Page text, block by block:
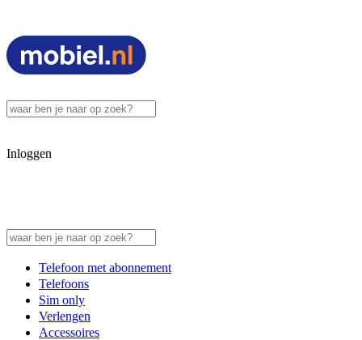
Inloggen
Telefoon met abonnement
Telefoons
Sim only
Verlengen
Accessoires